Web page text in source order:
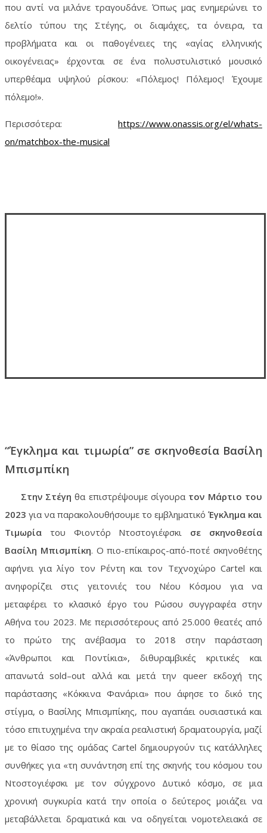
που αντί να μιλάνε τραγουδάνε. Όπως μας ενημερώνει το
δελτίο τύπου της Στέγης, οι διαμάχες, τα όνειρα, τα
προβλήματα και οι παθογένειες της «αγίας ελληνικής
οικογένειας» έρχονται σε ένα πολυστυλιστικό μουσικό
υπερθέαμα υψηλού ρίσκου: «Πόλεμος! Πόλεμος! Έχουμε
πόλεμο!».
Περισσότερα: https://www.onassis.org/el/whats-
on/matchbox-the-musical
“Έγκλημα και τιμωρία” σε σκηνοθεσία Βασίλη
Μπισμπίκη
Στην Στέγη θα επιστρέψουμε σίγουρα τον Μάρτιο του
2023 για να παρακολουθήσουμε το εμβληματικό Έγκλημα και
Τιμωρία του Φιοντόρ Ντοστογιέφσκι σε σκηνοθεσία
Βασίλη Μπισμπίκη. Ο πιο-επίκαιρος-από-ποτέ σκηνοθέτης
αφήνει για λίγο τον Ρέντη και τον Τεχνοχώρο Cartel και
ανηφορίζει στις γειτονιές του Νέου Κόσμου για να
μεταφέρει το κλασικό έργο του Ρώσου συγγραφέα στην
Αθήνα του 2023. Με περισσότερους από 25.000 θεατές από
το πρώτο της ανέβασμα το 2018 στην παράσταση
«Άνθρωποι και Ποντίκια», διθυραμβικές κριτικές και
απανωτάsold–out αλλά και μετά την queerεκδοχή της
παράστασης «Κόκκινα Φανάρια» που άφησε το δικό της
στίγμα, ο Βασίλης Μπισμπίκης, που αγαπάει ουσιαστικά και
τόσο επιτυχημένα την ακραία ρεαλιστική δραματουργία, μαζί
με το θίασο της ομάδας Cartel δημιουργούν τις κατάλληλες
συνθήκες για «τη συνάντηση επί της σκηνής του κόσμου του
Ντοστογιέφσκι με τον σύγχρονο Δυτικό κόσμο, σε μια
χρονική συγκυρία κατά την οποία ο δεύτερος μοιάζει να
μεταβάλλεται δραματικά και να οδηγείται νομοτελειακά σε